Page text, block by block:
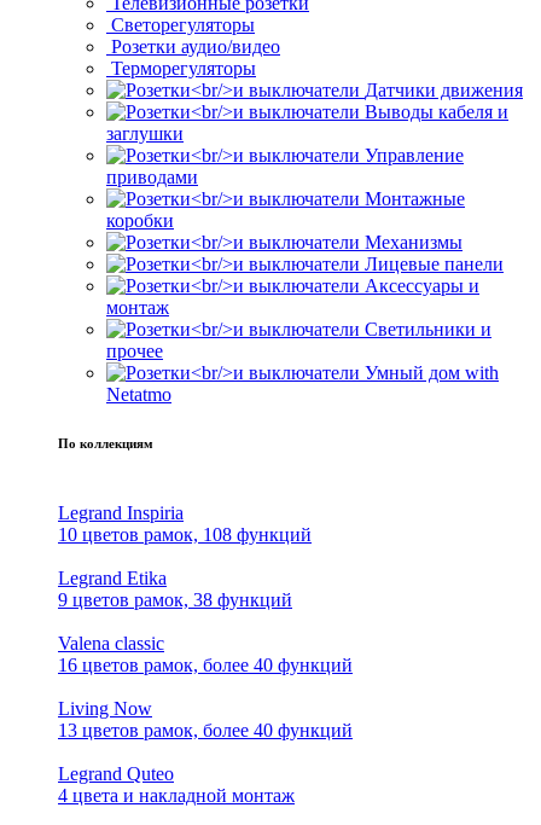
Светорегуляторы
Розетки аудио/видео
Терморегуляторы
Датчики движения
Выводы кабеля и
заглушки
Управление
приводами
Монтажные
коробки
Механизмы
Лицевые панели
Аксессуары и
монтаж
Светильники и
прочее
Умный дом with
Netatmo
По коллекциям
Legrand Inspiria
10 цветов рамок, 108 функций
Legrand Etika
9 цветов рамок, 38 функций
Valena classic
16 цветов рамок, более 40 функций
Living Now
13 цветов рамок, более 40 функций
Legrand Quteo
4 цвета и накладной монтаж